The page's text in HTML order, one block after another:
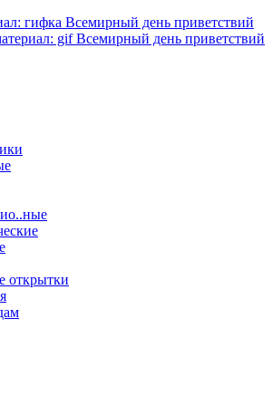
гифка Всемирный день приветствий
gif Всемирный день приветствий
открытки